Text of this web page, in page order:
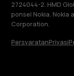
2724044-2. HMD
ponsel Nokia. Nokia
Corporation.
PersyaratanPrivasi